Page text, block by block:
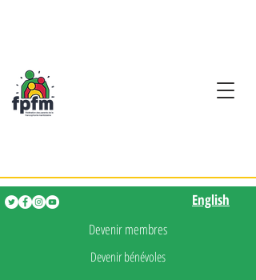
Devenir membres
Devenir bénévoles
English